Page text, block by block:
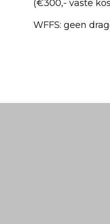
(€300,- vaste
WFFS: geen